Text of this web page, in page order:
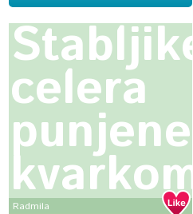
Stabljike
celera
punjene
kvarkom
Radmila